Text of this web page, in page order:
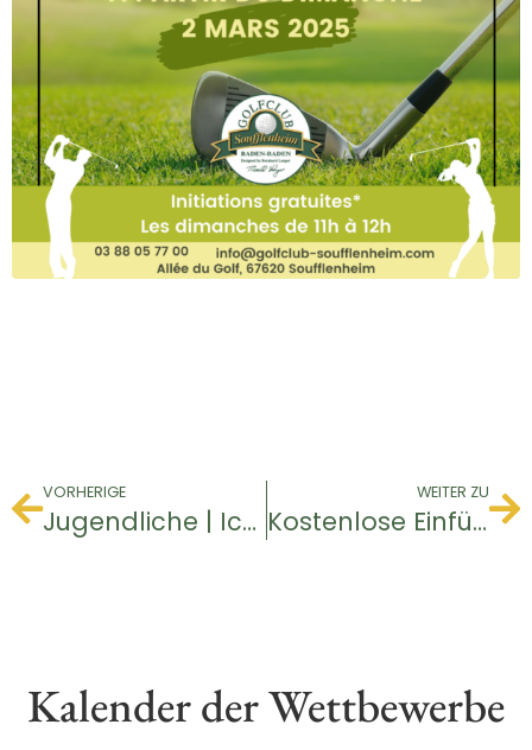
VORHERIGE
Jugendliche | Ich entdecke den Golfsport
WEITER ZU
Kostenlose Einführung – Golftaufe
Kalender der Wettbewerbe